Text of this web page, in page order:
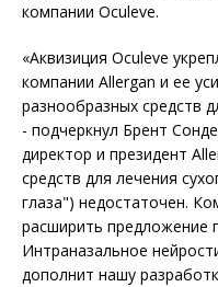
компании Oculeve.
«Аквизиция Oculeve
компании Allergan и ее
разнообразных средств
- подчеркнул Брент
директор и президент
средств для лечения
глаза") недостаточен.
расширить предложение
Интраназальное
дополнит нашу